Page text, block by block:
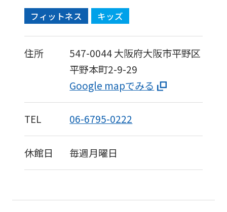
フィットネス キッズ
住所 547-0044大阪府大阪市平野区
平野本町2-9-29
Google mapでみる
TEL 06-6795-0222
休館日 毎週月曜日
translated
mechanically,
it
may
not
be
an
accurate
translation.
The
may